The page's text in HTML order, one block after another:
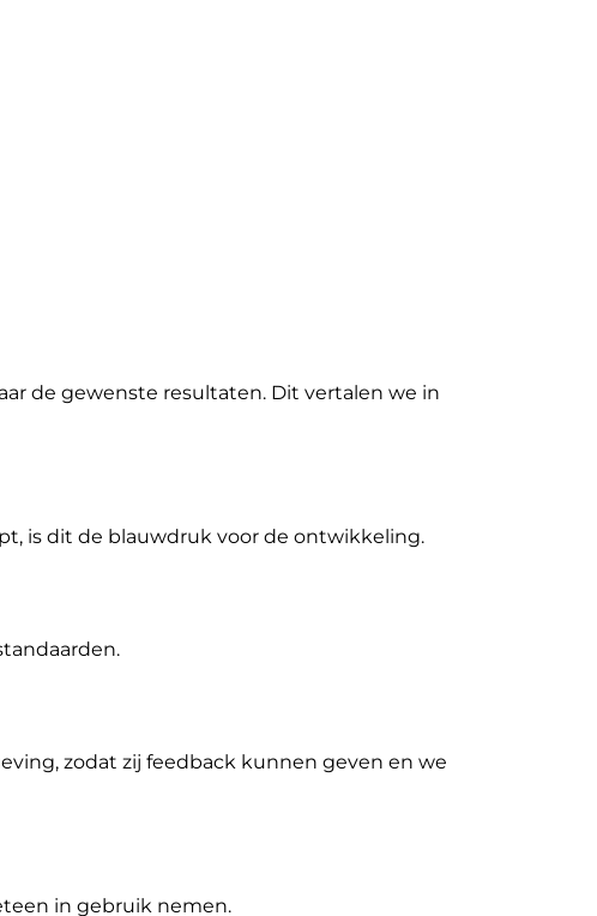
de gewenste resultaten. Dit vertalen we in
is dit de blauwdruk voor de ontwikkeling.
zodat zij feedback kunnen geven en we
in gebruik nemen.